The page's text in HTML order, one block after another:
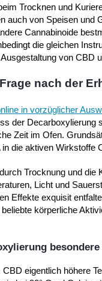
Trocknen und
auch von Speisen und
Cannabinoide
die gleichen
von
nach der
in vorzüglicher
der
Zeit im Ofen.
die aktiven Wirkstoffe
Trocknung und
Licht und
Effekte exquisit
körperliche
eigentlich höhere